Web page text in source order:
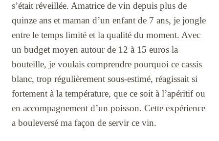
s’était réveillée. Amatrice de vin depuis plus de
quinze ans et maman d’un enfant de 7 ans, je jongle
entre le temps limité et la qualité du moment. Avec
un budget moyen autour de 12 à 15 euros la
bouteille, je voulais comprendre pourquoi ce cassis
blanc, trop régulièrement sous-estimé, réagissait si
fortement à la température, que ce soit à l’apéritif ou
en accompagnement d’un poisson. Cette expérience
a bouleversé ma façon de servir ce vin.